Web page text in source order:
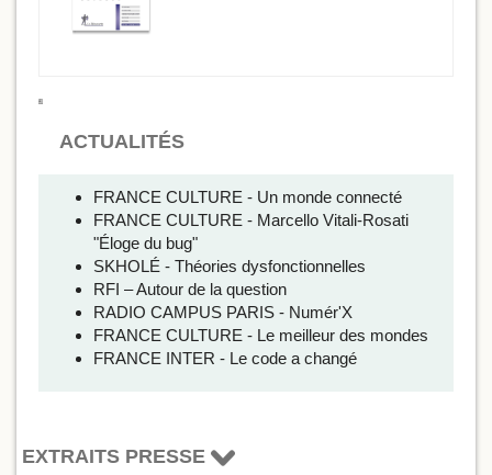
ACTUALITÉS
FRANCE CULTURE - Un monde connecté
FRANCE CULTURE - Marcello Vitali-Rosati
"Éloge du bug"
SKHOLÉ - Théories dysfonctionnelles
RFI – Autour de la question
RADIO CAMPUS PARIS - Numér'X
FRANCE CULTURE - Le meilleur des mondes
FRANCE INTER - Le code a changé
EXTRAITS PRESSE